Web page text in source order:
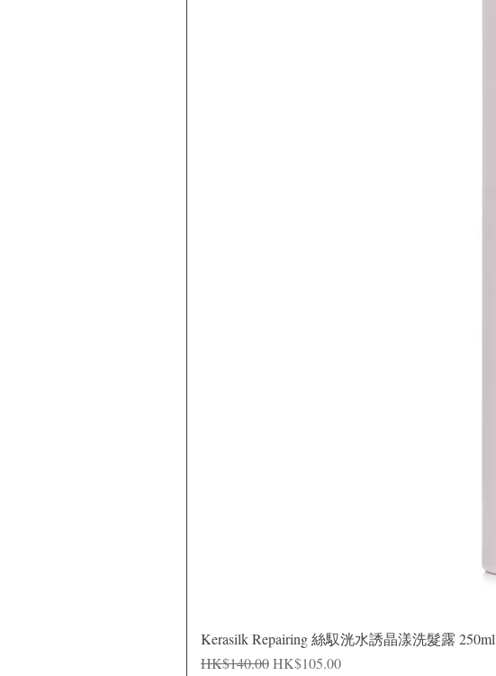
Kerasilk Repairing 絲馭洸水誘晶漾洗髮露 250ml
一般價格
HK$140.00促銷價格
HK$105.00